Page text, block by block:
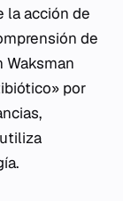
la acción de
de
Waksman
por